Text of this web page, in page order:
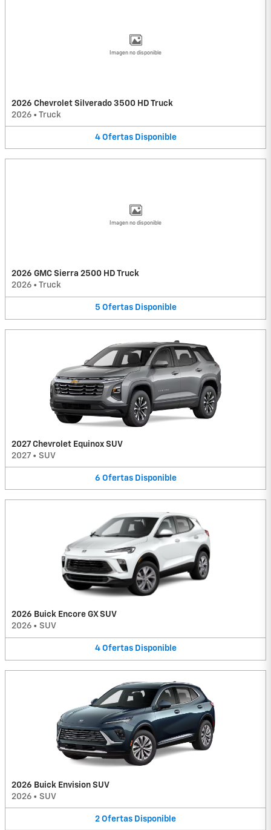
Imagen no disponible
2026 Chevrolet Silverado 3500 HD Truck
2026 • Truck
4 Ofertas Disponible
Imagen no disponible
2026 GMC Sierra 2500 HD Truck
2026 • Truck
5 Ofertas Disponible
2027 Chevrolet Equinox SUV
2027 • SUV
6 Ofertas Disponible
2026 Buick Encore GX SUV
2026 • SUV
4 Ofertas Disponible
2026 Buick Envision SUV
2026 • SUV
2 Ofertas Disponible